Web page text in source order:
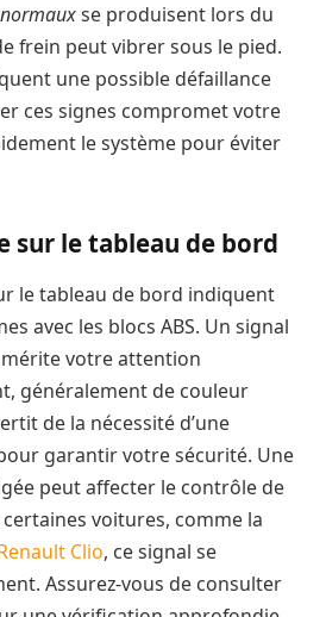
se produisent lors du
frein peut vibrer sous le pied.
une possible défaillance
ces signes compromet votre
le système pour éviter
sur le tableau de bord
le tableau de bord indiquent
avec les blocs ABS. Un signal
votre attention
généralement de couleur
de la nécessité d’une
garantir votre sécurité. Une
peut affecter le contrôle de
voitures, comme la
Clio, ce signal se
Assurez-vous de consulter